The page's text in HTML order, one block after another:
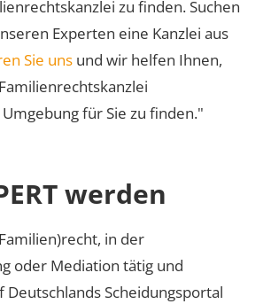
zu finden. Suchen
Experten eine Kanzlei aus
Sie uns und wir helfen Ihnen,
für Sie zu finden."
werden
in der
oder Mediation tätig und
Deutschlands Scheidungsportal